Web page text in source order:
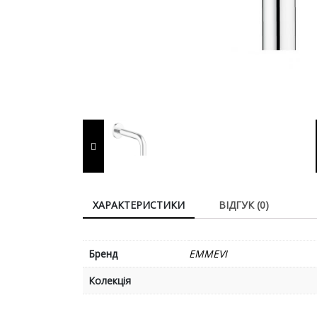
ХАРАКТЕРИСТИКИ ВІДГУК (0)
Бренд
EMMEVI
Колекція